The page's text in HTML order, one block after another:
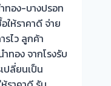
ทอง-บางปรอท
ห้ราคาดี จ่าย
รไว ลูกค้า
ทอง จากโรงรับ
ปลี่ยนเป็น